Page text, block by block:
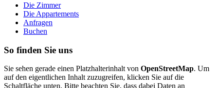
Die Zimmer
Die Appartements
Anfragen
Buchen
So finden Sie uns
Sie sehen gerade einen Platzhalterinhalt von OpenStreetMap. Um
auf den eigentlichen Inhalt zuzugreifen, klicken Sie auf die
Schaltfläche unten. Bitte beachten Sie, dass dabei Daten an